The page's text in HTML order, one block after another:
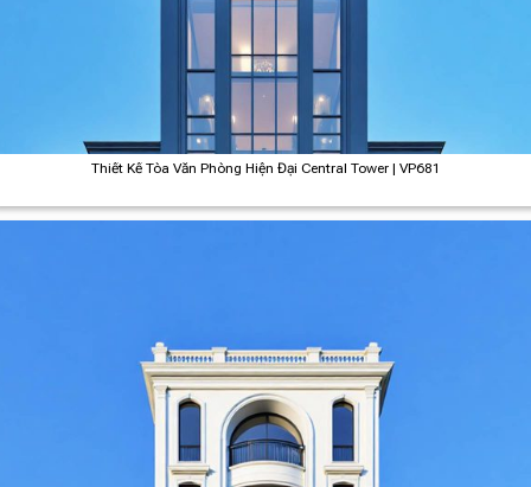
Thiết Kế Tòa Văn Phòng Hiện Đại Central Tower | VP681